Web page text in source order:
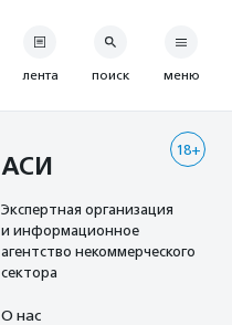
лента поиск меню
18+
АСИ
Экспертная организация
и информационное
агентство некоммерческого
сектора
О нас